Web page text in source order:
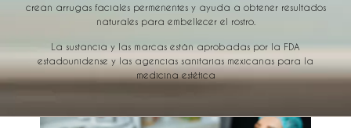
crean arrugas faciales permenentes y ayuda a obtener resultados
naturales para embellecer el rostro.
La sustancia y las marcas están aprobadas por la FDA
estadounidense y las agencias sanitarias mexicanas para la
medicina estética